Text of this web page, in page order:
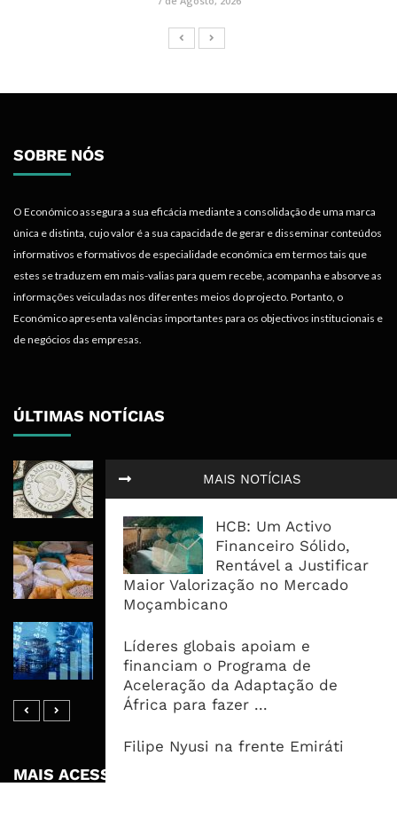
MAIS NOTÍCIAS
HCB: Um Activo
Financeiro Sólido,
Rentável a Justificar
Maior Valorização no Mercado
Moçambicano
Líderes globais apoiam e
financiam o Programa de
Aceleração da Adaptação de
África para fazer ...
Filipe Nyusi na frente Emiráti
SOBRE NÓS
O Económico assegura a sua eficácia mediante a consolidação de uma marca
única e distinta, cujo valor é a sua capacidade de gerar e disseminar conteúdos
informativos e formativos de especialidade económica em termos tais que
estes se traduzem em mais-valias para quem recebe, acompanha e absorve as
informações veiculadas nos diferentes meios do projecto. Portanto, o
Económico apresenta valências importantes para os objectivos institucionais e
de negócios das empresas.
ÚLTIMAS NOTÍCIAS
Economia Moçambicana Procura
Recuperar em 2026, Mas Crédito,
Commodities Agrícolas Entram Numa
Nova Fase de Risco Após Meses de
Oferta Confortável
PIB e Pressão Desloca-se Para o
Endividamento Interno
MAIS ACESSADOS